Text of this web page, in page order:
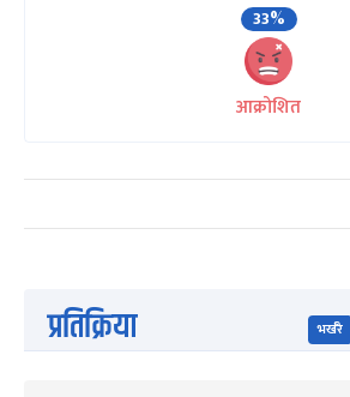
33%
आक्रोशित
प्रतिक्रिया भर्खरै